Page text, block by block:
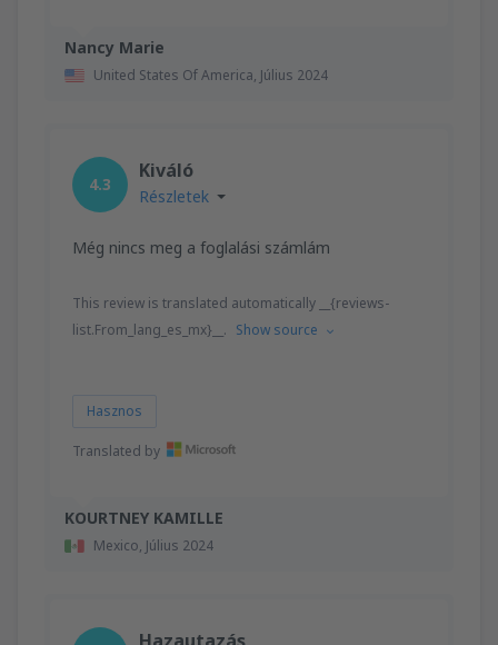
Nancy Marie
United States Of America, Július 2024
KOURTNEY KAMILLE
Mexico, Július 2024
4.3
Kiváló
Részletek
Még nincs meg a foglalási számlám
This review is translated automatically __{reviews-
list.From_lang_es_mx}__. Show source
Hasznos
Translated by
Hazautazás